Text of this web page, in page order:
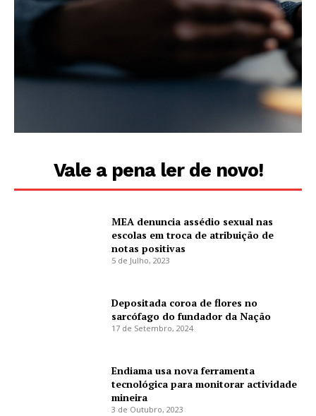
Vale a pena ler de novo!
MEA denuncia assédio sexual nas
escolas em troca de atribuição de
notas positivas
5 de Julho, 2023
Depositada coroa de flores no
sarcófago do fundador da Nação
17 de Setembro, 2024
Endiama usa nova ferramenta
tecnológica para monitorar actividade
mineira
3 de Outubro, 2023